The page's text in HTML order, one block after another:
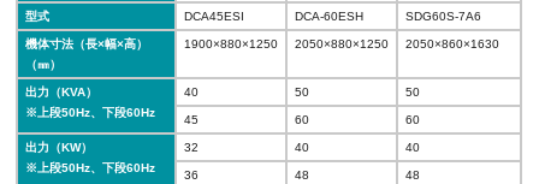
型式 DCA45ESI DCA-60ESH SDG60S-7A6
機体寸法（長×幅×高）
（㎜）
1900×880×1250 2050×880×1250 2050×860×1630
出力（KVA）
※上段50Hz、下段60Hz
40 50 50
45 60 60
出力（KW）
※上段50Hz、下段60Hz
32 40 40
36 48 48